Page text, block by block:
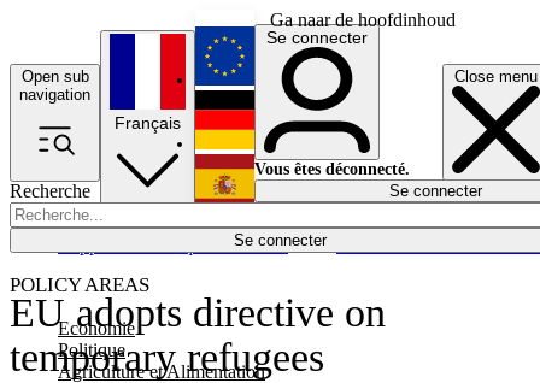
Ga naar de hoofdinhoud
Open sub
navigation
Close menu
Recherche
Se connecter
POLICY AREAS
Economie
Politique
Agriculture et Alimentation
Économie
Français
English
Deutsch
Español
Se connecter
Vous êtes déconnecté.
Se connecter
EU adopts directive on
temporary refugees